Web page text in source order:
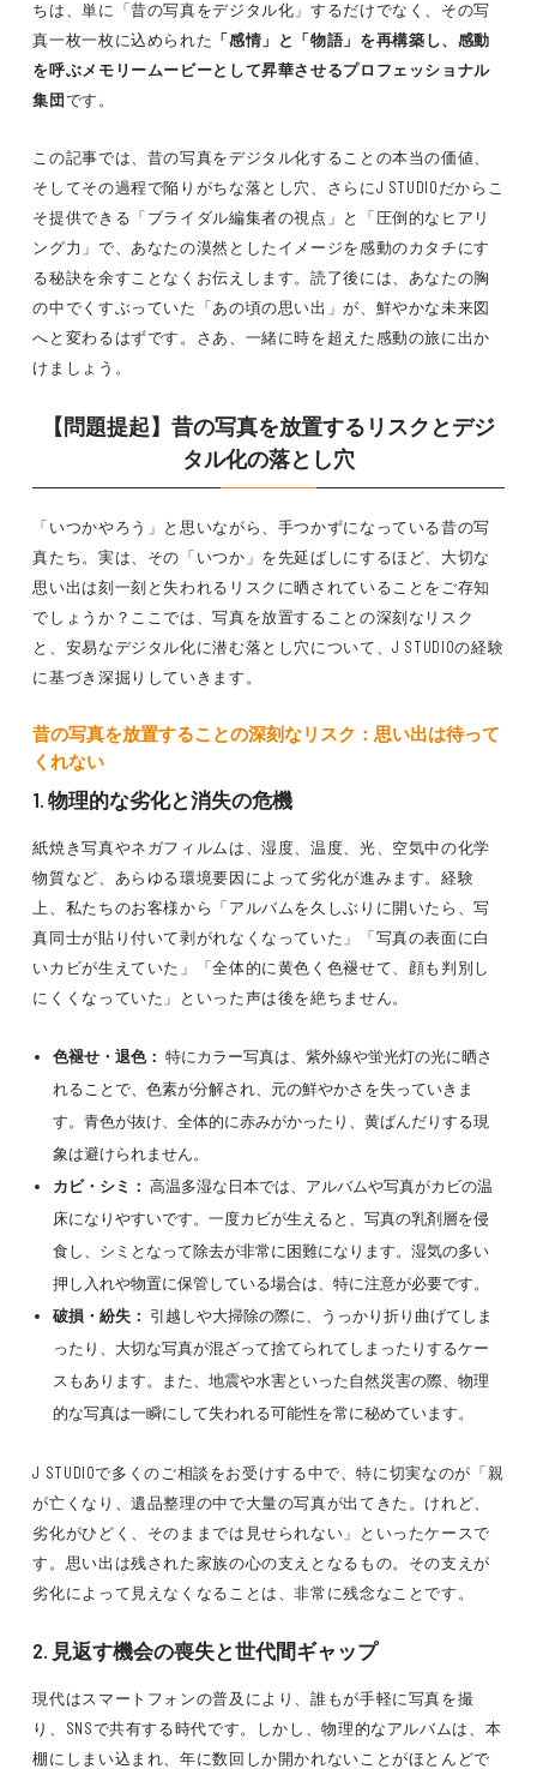
ちは、単に「昔の写真をデジタル化」するだけでなく、その写
真一枚一枚に込められた 「感情」と「物語」を再構築し、感動
を呼ぶメモリームービーとして昇華させるプロフェッショナル
集団です。
この記事では、昔の写真をデジタル化することの本当の価値、
そしてその過程で陥りがちな落とし穴、さらにJ STUDIOだからこ
そ提供できる「ブライダル編集者の視点」と「圧倒的なヒアリ
ング力」で、あなたの漠然としたイメージを感動のカタチにす
る秘訣を余すことなくお伝えします。読了後には、あなたの胸
の中でくすぶっていた「あの頃の思い出」が、鮮やかな未来図
へと変わるはずです。さあ、一緒に時を超えた感動の旅に出か
けましょう。
【問題提起】昔の写真を放置するリスクとデジ
タル化の落とし穴
「いつかやろう」と思いながら、手つかずになっている昔の写
真たち。実は、その「いつか」を先延ばしにするほど、大切な
思い出は刻一刻と失われるリスクに晒されていることをご存知
でしょうか？ここでは、写真を放置することの深刻なリスク
と、安易なデジタル化に潜む落とし穴について、J STUDIOの経験
に基づき深掘りしていきます。
昔の写真を放置することの深刻なリスク：思い出は待って
くれない
1. 物理的な劣化と消失の危機
紙焼き写真やネガフィルムは、湿度、温度、光、空気中の化学
物質など、あらゆる環境要因によって劣化が進みます。経験
上、私たちのお客様から「アルバムを久しぶりに開いたら、写
真同士が貼り付いて剥がれなくなっていた」「写真の表面に白
いカビが生えていた」「全体的に黄色く色褪せて、顔も判別し
にくくなっていた」といった声は後を絶ちません。
色褪せ・退色： 特にカラー写真は、紫外線や蛍光灯の光に晒さ
れることで、色素が分解され、元の鮮やかさを失っていきま
す。青色が抜け、全体的に赤みがかったり、黄ばんだりする現
象は避けられません。
カビ・シミ： 高温多湿な日本では、アルバムや写真がカビの温
床になりやすいです。一度カビが生えると、写真の乳剤層を侵
食し、シミとなって除去が非常に困難になります。湿気の多い
押し入れや物置に保管している場合は、特に注意が必要です。
破損・紛失： 引越しや大掃除の際に、うっかり折り曲げてしま
ったり、大切な写真が混ざって捨てられてしまったりするケー
スもあります。また、地震や水害といった自然災害の際、物理
的な写真は一瞬にして失われる可能性を常に秘めています。
J STUDIOで多くのご相談をお受けする中で、特に切実なのが「親
が亡くなり、遺品整理の中で大量の写真が出てきた。けれど、
劣化がひどく、そのままでは見せられない」といったケースで
す。思い出は残された家族の心の支えとなるもの。その支えが
劣化によって見えなくなることは、非常に残念なことです。
2. 見返す機会の喪失と世代間ギャップ
現代はスマートフォンの普及により、誰もが手軽に写真を撮
り、SNSで共有する時代です。しかし、物理的なアルバムは、本
棚にしまい込まれ、年に数回しか開かれないことがほとんどで